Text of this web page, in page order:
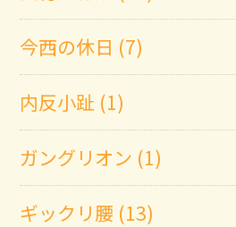
今西の休日 (7)
内反小趾 (1)
ガングリオン (1)
ギックリ腰 (13)